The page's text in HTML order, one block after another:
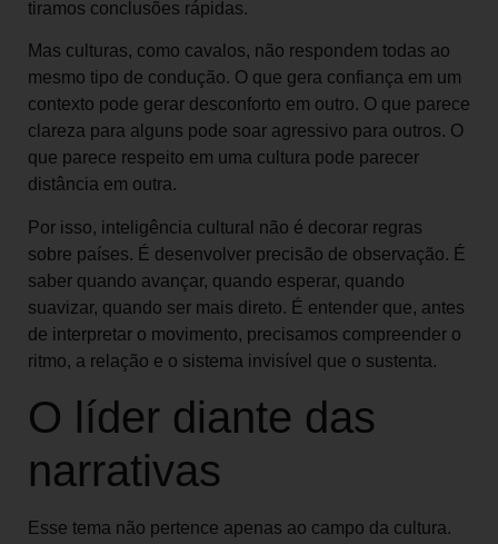
tiramos conclusões rápidas.
Mas culturas, como cavalos, não respondem todas ao
mesmo tipo de condução. O que gera confiança em um
contexto pode gerar desconforto em outro. O que parece
clareza para alguns pode soar agressivo para outros. O
que parece respeito em uma cultura pode parecer
distância em outra.
Por isso, inteligência cultural não é decorar regras
sobre países. É desenvolver precisão de observação. É
saber quando avançar, quando esperar, quando
suavizar, quando ser mais direto. É entender que, antes
de interpretar o movimento, precisamos compreender o
ritmo, a relação e o sistema invisível que o sustenta.
O líder diante das
narrativas
Esse tema não pertence apenas ao campo da cultura.